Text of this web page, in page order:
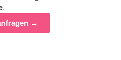
→